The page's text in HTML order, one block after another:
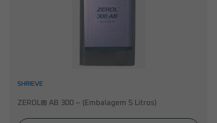
SHRIEVE
ZEROL® AB 300 – (Embalagem 5 Litros)